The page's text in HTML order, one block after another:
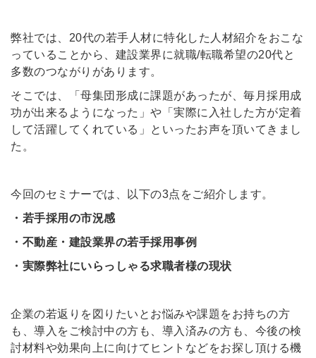
弊社では、20代の若手人材に特化した人材紹介をおこな
っていることから、建設業界に就職/転職希望の20代と
多数のつながりがあります。
そこでは、「母集団形成に課題があったが、毎月採用成
功が出来るようになった」や「実際に入社した方が定着
して活躍してくれている」といったお声を頂いてきまし
た。
今回のセミナーでは、以下の3点をご紹介します。
・若手採用の市況感
・不動産・建設業界の若手採用事例
・実際弊社にいらっしゃる求職者様の現状
企業の若返りを図りたいとお悩みや課題をお持ちの方
も、導入をご検討中の方も、導入済みの方も、今後の検
討材料や効果向上に向けてヒントなどをお探し頂ける機